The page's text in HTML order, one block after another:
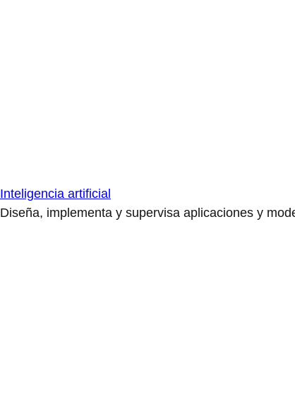
Inteligencia artificial
Diseña, implementa y supervisa aplicaciones y